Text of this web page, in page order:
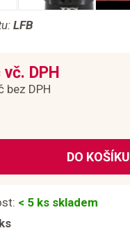
LFB
DPH
bez DPH
DO KOŠÍKU
< 5 ks skladem
ks